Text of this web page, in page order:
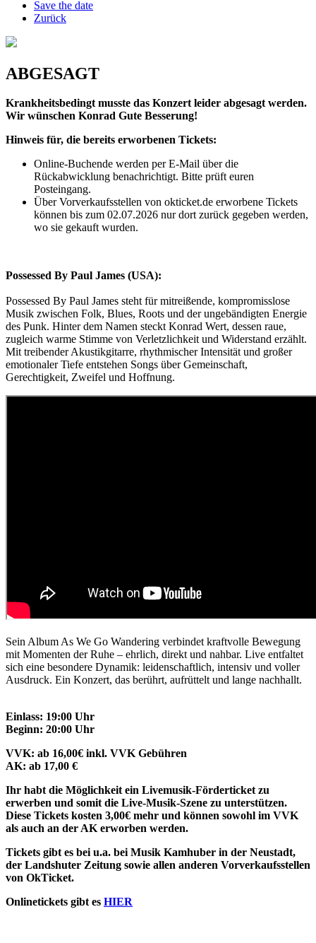
Save the date
Zurück
ABGESAGT
Krankheitsbedingt musste das Konzert leider abgesagt werden.
Wir wünschen Konrad Gute Besserung!
Hinweis für, die bereits erworbenen Tickets:
Online-Buchende werden per E-Mail über die
Rückabwicklung benachrichtigt. Bitte prüft euren
Posteingang.
Über Vorverkaufsstellen von okticket.de erworbene Tickets
können bis zum 02.07.2026 nur dort zurück gegeben werden,
wo sie gekauft wurden.
Possessed By Paul James (USA):
Possessed By Paul James steht für mitreißende, kompromisslose
Musik zwischen Folk, Blues, Roots und der ungebändigten Energie
des Punk. Hinter dem Namen steckt Konrad Wert, dessen raue,
zugleich warme Stimme von Verletzlichkeit und Widerstand erzählt.
Mit treibender Akustikgitarre, rhythmischer Intensität und großer
emotionaler Tiefe entstehen Songs über Gemeinschaft,
Gerechtigkeit, Zweifel und Hoffnung.
Sein Album As We Go Wandering verbindet kraftvolle Bewegung
mit Momenten der Ruhe – ehrlich, direkt und nahbar. Live entfaltet
sich eine besondere Dynamik: leidenschaftlich, intensiv und voller
Ausdruck. Ein Konzert, das berührt, aufrüttelt und lange nachhallt.
Einlass: 19:00 Uhr
Beginn: 20:00 Uhr
VVK: ab 16,00€ inkl. VVK Gebühren
AK: ab 17,00 €
Ihr habt die Möglichkeit ein Livemusik-Förderticket zu
erwerben und somit die Live-Musik-Szene zu unterstützen.
Diese Tickets kosten 3,00€ mehr und können sowohl im VVK
als auch an der AK erworben werden.
Tickets gibt es bei u.a. bei Musik Kamhuber in der Neustadt,
der Landshuter Zeitung sowie allen anderen Vorverkaufsstellen
von OkTicket.
Onlinetickets gibt es HIER